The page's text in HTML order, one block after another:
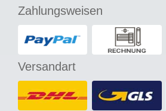
Zahlungsweisen
Versandart